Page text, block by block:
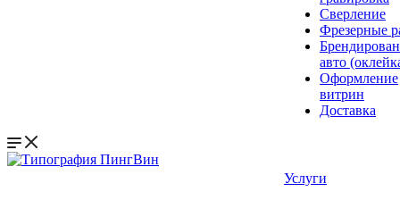
Сверление
Фрезерные
авто
Оформление
витрин
Доставка
Услуги